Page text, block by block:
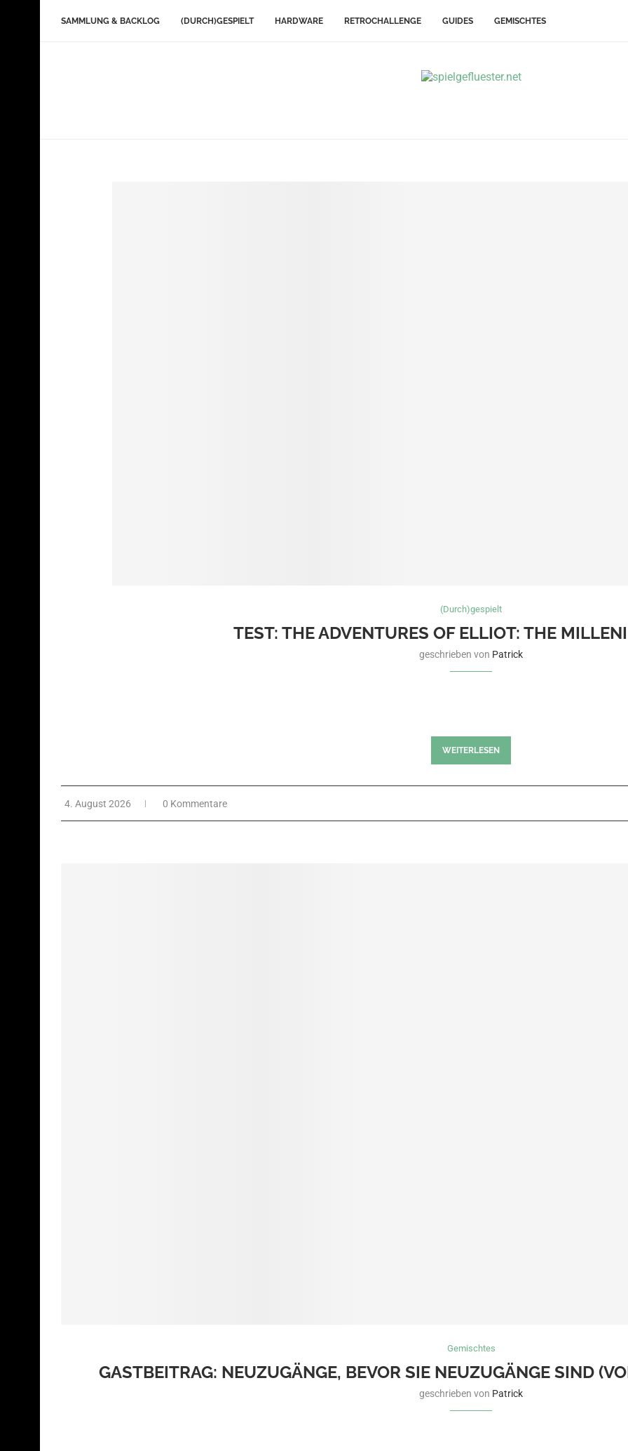
SAMMLUNG & BACKLOG (DURCH)GESPIELT HARDWARE RETROCHALLENGE GUIDES GEMISCHTES
(Durch)gespielt
TEST: THE ADVENTURES OF ELLIOT: THE
geschrieben von Patrick
WEITERLESEN
4. August 2026 0 Kommentare
Gemischtes
GASTBEITRAG: NEUZUGÄNGE, BEVOR SIE NEUZUGÄNGE SIND
geschrieben von Patrick